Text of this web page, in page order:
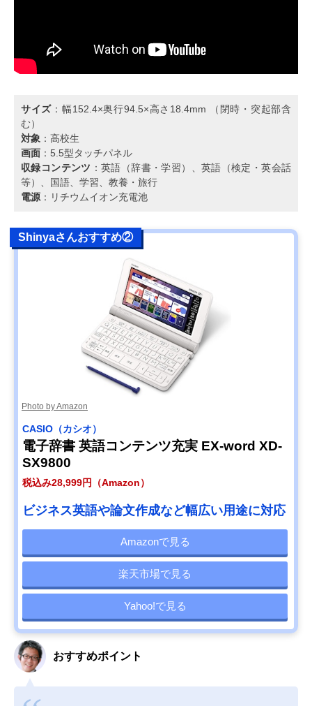
サイズ ：幅152.4×奥行94.5×高さ18.4mm （閉時・突起部含
む）
対象 ：高校生
画面 ：5.5型タッチパネル
収録コンテンツ ：英語（辞書・学習）、英語（検定・英会話
等）、国語、学習、教養・旅行
電源 ：リチウムイオン充電池
Shinyaさんおすすめ②
Photo by Amazon
CASIO（カシオ）
電子辞書 英語コンテンツ充実 EX-word XD-
SX9800
税込み28,999円（Amazon）
ビジネス英語や論文作成など幅広い用途に対応
Amazonで見る
楽天市場で見る
Yahoo!で見る
おすすめポイント